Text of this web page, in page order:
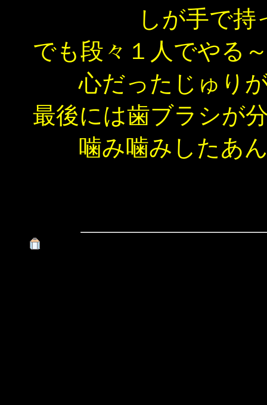
しが手で
でも段々１人でやる
心だったじゅり
最後には歯ブラシが
噛み噛みしたあ